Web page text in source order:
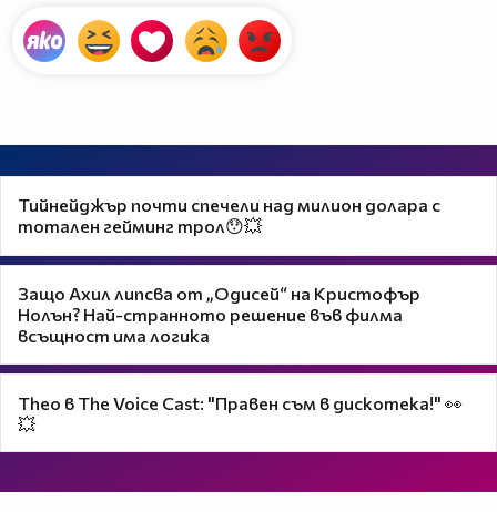
Тийнейджър почти спечели над милион долара с
тотален гейминг трол😯💥
Защо Ахил липсва от „Одисей“ на Кристофър
Нолън? Най-странното решение във филма
всъщност има логика
Theo в The Voice Cast: "Правен съм в дискотека!" 👀
💥